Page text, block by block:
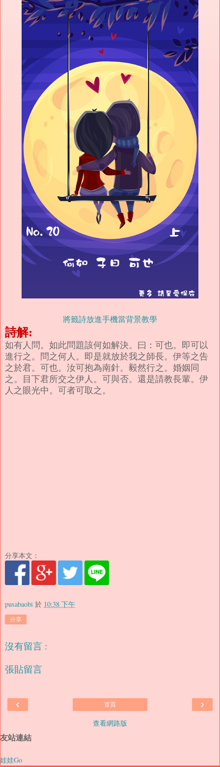
將籤詩放進手機當背景教學
詩解:
如有人問。如此問題該何如解決。曰：可也。即可以
進行之。問之何人。即是就放於我之師長。伊等之告
之於君。可也。汝可抱為南針。毅然行之。婚姻同
之。目下君所交之伊人。可與否。還是請教長輩。伊
人之眼光中。可者可取之。
分享本文：
pusabaobi 於 10:38 下午
分享
沒有留言 :
張貼留言
‹ ›
首頁
查看網路版
友站連結
娃娃Go